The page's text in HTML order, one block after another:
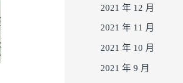
2021 年 12 月
2021 年 11 月
2021 年 10 月
2021 年 9 月